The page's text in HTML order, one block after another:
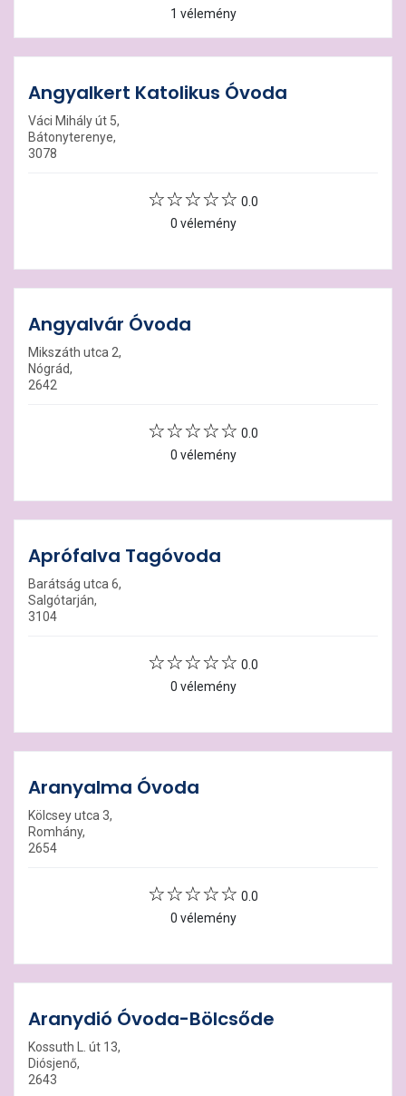
1 vélemény
Angyalkert Katolikus Óvoda
Váci Mihály út 5,
Bátonyterenye,
3078
0.0
0 vélemény
Angyalvár Óvoda
Mikszáth utca 2,
Nógrád,
2642
0.0
0 vélemény
Aprófalva Tagóvoda
Barátság utca 6,
Salgótarján,
3104
0.0
0 vélemény
Aranyalma Óvoda
Kölcsey utca 3,
Romhány,
2654
0.0
0 vélemény
Aranydió Óvoda-Bölcsőde
Kossuth L. út 13,
Diósjenő,
2643